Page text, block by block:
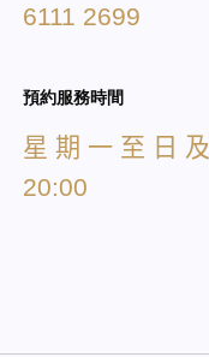
6111 2699
預約服務時間
星 期 一 至 日 及
20:00